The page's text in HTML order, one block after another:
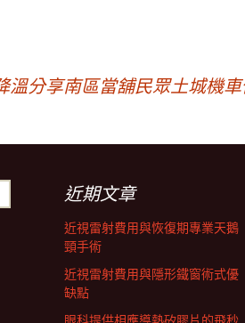
溫分享南區當舖民眾土城機
近期文章
近視雷射費用與恢復期專業天鵝
頸手術
近視雷射費用與隱形鐵窗術式優
缺點